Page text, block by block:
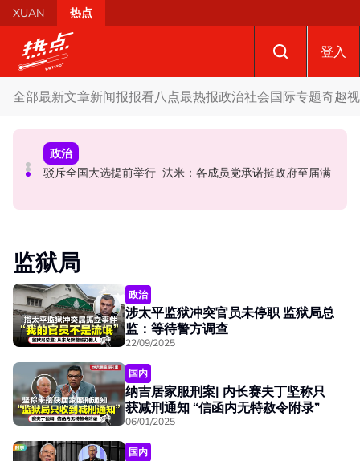
Skip to main content
XUAN 热点
登入
全部最新文章新闻报报看八点最热报政治社会国际专题奇趣
国际
AI电影沦“反面教材”？ 狮城本土电影公司国庆献礼掀网民
政治
要求安华解释为何冻结MyKHAS权限 5蓝眼议员: 改革不是
政治
驳斥全国大选提前举行 法米：各成员党承诺挺政府至届满
监狱局
政治
涉太平监狱冲突官员未停职 监狱局总
监：等待警方调查
22/09/2025
国内
纳吉居家服刑案| 内长赛夫丁坚称只
获减刑通知 “信函内无特赦令附录”
06/01/2025
国内